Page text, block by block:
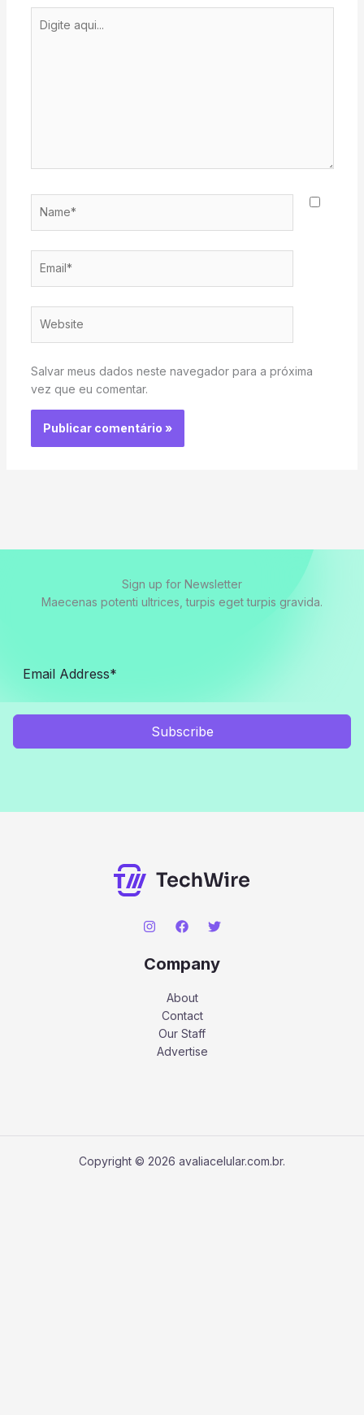
aqui...
Salvar meus dados neste navegador para a próxima
vez que eu comentar.
Sign up for Newsletter
Maecenas potenti ultrices, turpis eget turpis gravida.
Subscribe
Company
About
Contact
Our Staff
Advertise
Copyright © 2026 avaliacelular.com.br.